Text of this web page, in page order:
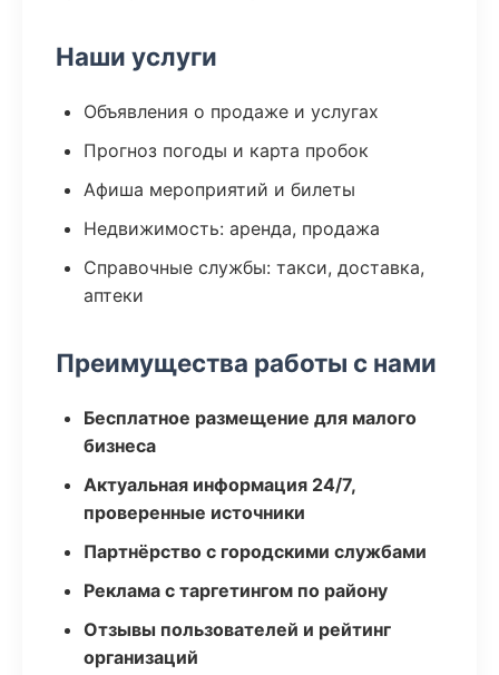
Наши услуги
Объявления о продаже и услугах
Прогноз погоды и карта пробок
Афиша мероприятий и билеты
Недвижимость: аренда, продажа
Справочные службы: такси, доставка,
аптеки
Преимущества работы с нами
Бесплатное размещение для малого
бизнеса
Актуальная информация 24/7,
проверенные источники
Партнёрство с городскими службами
Реклама с таргетингом по району
Отзывы пользователей и рейтинг
организаций